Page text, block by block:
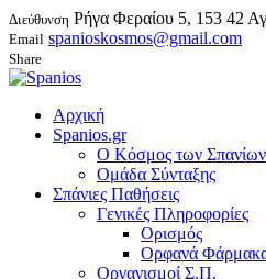
Διεύθυνση Ρήγα Φεραίου 5, 153 42
Email spanioskosmos@gmail.com
Share
Αρχική
Spanios.gr
Ο Κόσμος των
Ομάδα Σύνταξης
Σπάνιες Παθήσεις
Γενικές Πληροφορίες
Ορισμός
Ορφανά
Οργανισμοί Σ.Π.